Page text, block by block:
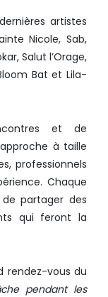
artistes
Nicole, Sab,
Salut l’Orage,
Bat et Lila-
et de
à taille
professionnels
Chaque
partager des
qui feront la
rendez-vous du
pendant les